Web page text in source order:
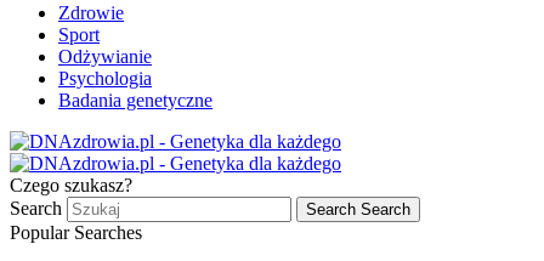
Zdrowie
Sport
Odżywianie
Psychologia
Badania genetyczne
Czego szukasz?
Search
Search Search
Popular Searches